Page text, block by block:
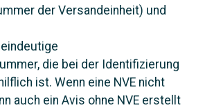
der Versandeinheit) und
eindeutige
die bei der Identifizierung
ist. Wenn eine NVE nicht
auch ein Avis ohne NVE erstellt